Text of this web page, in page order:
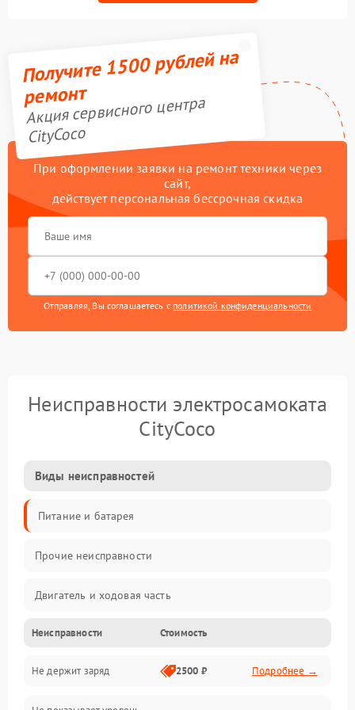
Получите 1500 рублей на
ремонт
Акция сервисного центра
CityCoco
При оформлении заявки на ремонт техники через
сайт,
действует персональная бессрочная скидка
Отправляя, Вы соглашаетесь с политикой конфиденциальности
Неисправности электросамоката
CityCoco
Виды неисправностей
Питание и батарея
Прочие неисправности
Двигатель и ходовая часть
Тормоза и безопасность
Подвеска и колеса
Неисправности Стоимость
Не держит заряд 2500 ₽ Подробнее →